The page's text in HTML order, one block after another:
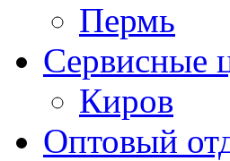
Пермь
Сервисные
Киров
Оптовый